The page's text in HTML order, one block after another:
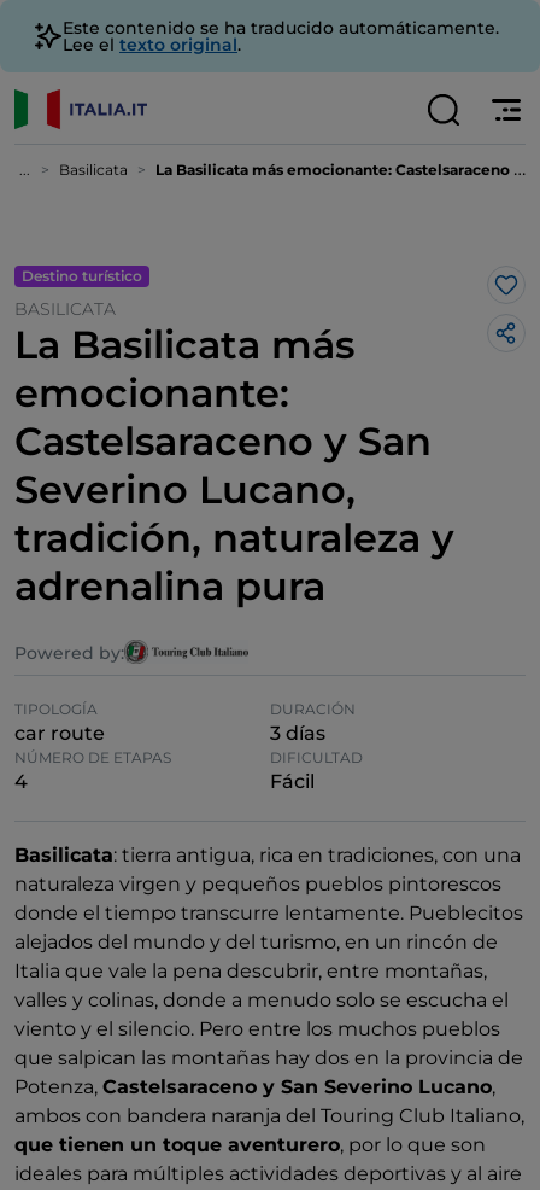
Este contenido se ha traducido automáticamente.
Lee el texto original.
... Basilicata La Basilicata más emocionante: Castelsaraceno y San Severino Lucano, tradición, naturaleza y adrenalina pura
Destino turístico
BASILICATA
La Basilicata más
emocionante:
Castelsaraceno y San
Severino Lucano,
tradición, naturaleza y
adrenalina pura
Powered by:
TIPOLOGÍA
car route
DURACIÓN
3 días
NÚMERO DE ETAPAS
4
DIFICULTAD
Fácil
Basilicata: tierra antigua, rica en tradiciones, con una
naturaleza virgen y pequeños pueblos pintorescos
donde el tiempo transcurre lentamente. Pueblecitos
alejados del mundo y del turismo, en un rincón de
Italia que vale la pena descubrir, entre montañas,
valles y colinas, donde a menudo solo se escucha el
viento y el silencio. Pero entre los muchos pueblos
que salpican las montañas hay dos en la provincia de
Potenza, Castelsaraceno y San Severino Lucano,
ambos con bandera naranja del Touring Club Italiano,
que tienen un toque aventurero, por lo que son
ideales para múltiples actividades deportivas y al aire
Me